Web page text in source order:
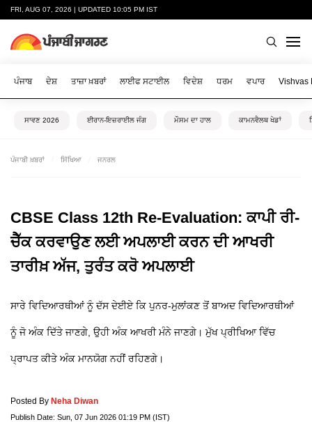
FRI, AUG 07, 2026 | UPDATED 10:05 PM IST
ਪੰਜਾਬ ਦੇਸ਼ ਤਾਜ਼ਾ ਖ਼ਬਰਾਂ ਲਾਈਫ ਸਟਾਈਲ ਵਿਦੇਸ਼ ਧਰਮ ਵਪਾਰ Vishvas
ਸਾਵਣ 2026 ਈਰਾਨ-ਇਜ਼ਰਾਈਲ ਜੰਗ ਮੌਸਮ ਦਾ ਹਾਲ ਕਾਮਨਵੈਲਥ ਖੇਡਾਂ
ਪੰਜਾਬੀ ਖ਼ਬਰਾਂ ਸਿੱਖਿਆ ਜਨਰਲ
CBSE Class 12th Re-Evaluation: ਕਾਪੀ ਰੀ-
ਚੈੱਕ ਕਰਵਾਉਣ ਲਈ ਅਪਲਾਈ ਕਰਨ ਦੀ ਆਖਰੀ
ਤਾਰੀਖ਼ ਅੱਜ, ਤੁਰੰਤ ਕਰੋ ਅਪਲਾਈ
ਸਾਰੇ ਵਿਦਿਆਰਥੀਆਂ ਨੂੰ ਦੱਸ ਦੇਈਏ ਕਿ ਪੁਨਰ-ਮੁਲਾਂਕਣ ਤੋਂ ਬਾਅਦ ਵਿਦਿਆਰਥੀਆਂ
ਨੂੰ ਜੋ ਅੰਕ ਦਿੱਤੇ ਜਾਣਗੇ, ਉਹੀ ਅੰਕ ਆਖਰੀ ਮੰਨੇ ਜਾਣਗੇ। ਮੁੱਖ ਪ੍ਰੀਖਿਆ ਵਿੱਚ
ਪ੍ਰਾਪਤ ਕੀਤੇ ਅੰਕ ਮਾਨਯੋਗ ਨਹੀਂ ਰਹਿਣਗੇ।
Posted By Neha Diwan
Publish Date: Sun, 07 Jun 2026 01:19 PM (IST)